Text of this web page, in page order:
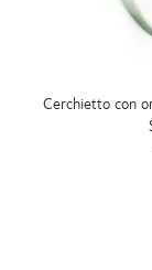
Cerchietto con